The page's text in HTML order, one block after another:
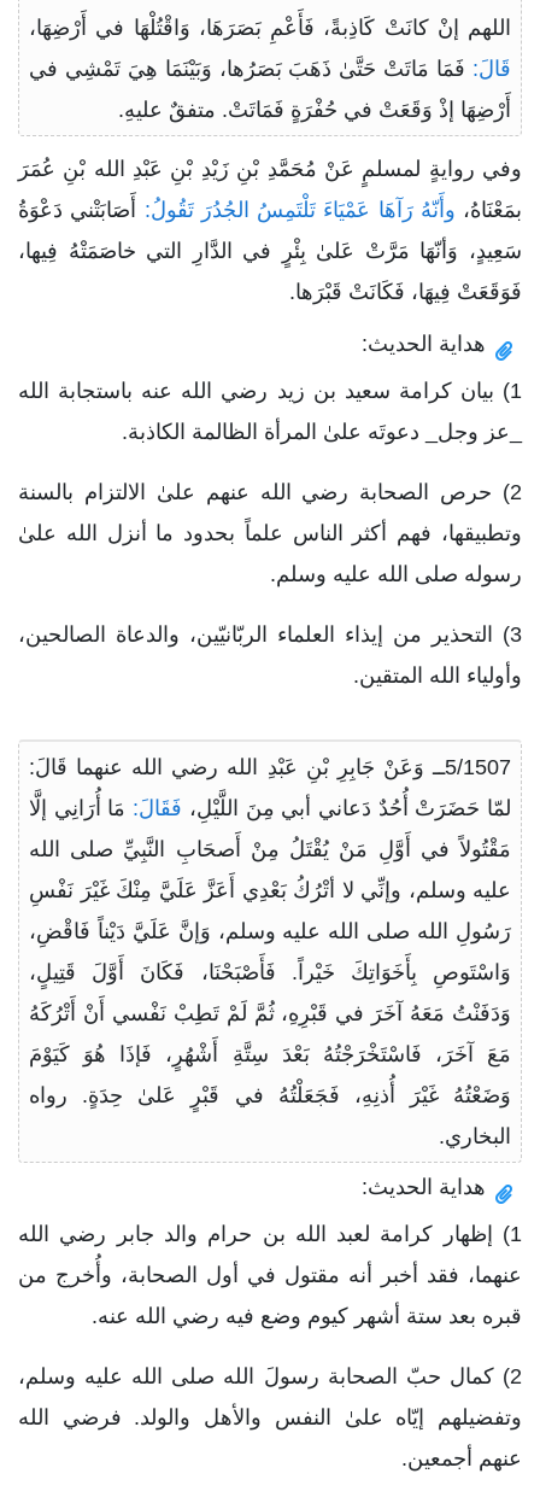
اللهم إنْ كانَتْ كَاذِبةً، فَأَعْمِ بَصَرَهَا، وَاقْتُلْهَا في أَرْضِهَا،
قَالَ: فَمَا مَاتَتْ حَتَّىٰ ذَهَبَ بَصَرُها، وَبَيْنَمَا هِيَ تَمْشِي في
أَرْضِهَا إذْ وَقَعَتْ في حُفْرَةٍ فَمَاتَتْ. متفقٌ عليهِ.
وفي روايةٍ لمسلمٍ عَنْ مُحَمَّدِ بْنِ زَيْدِ بْنِ عَبْدِ الله بْنِ عُمَرَ
بمَعْنَاهُ، وأَنّهُ رَآهَا عَمْيَاءَ تَلْتَمِسُ الجُدُرَ تَقُولُ: أَصَابَتْني دَعْوَةُ
سَعِيدٍ، وَأنّهَا مَرَّتْ عَلىٰ بِئْرٍ في الدَّارِ التي خاصَمَتْهُ فِيها،
فَوَقَعَتْ فِيهَا، فَكَانَتْ قَبْرَها.
هداية الحديث:
1) بيان كرامة سعيد بن زيد رضي الله عنه باستجابة الله
_عز وجل_ دعوتَه علىٰ المرأة الظالمة الكاذبة.
2) حرص الصحابة رضي الله عنهم علىٰ الالتزام بالسنة
وتطبيقها، فهم أكثر الناس علماً بحدود ما أنزل الله علىٰ
رسوله صلى الله عليه وسلم.
3) التحذير من إيذاء العلماء الربّانيّين، والدعاة الصالحين،
وأولياء الله المتقين.
5/1507ــ وَعَنْ جَابِرِ بْنِ عَبْدِ الله رضي الله عنهما قَالَ:
لمّا حَضَرَتْ أُحُدٌ دَعاني أبي مِنَ اللَّيْلِ، فَقَالَ: مَا أُرَانِي إلَّا
مَقْتُولاً في أَوَّلِ مَنْ يُقْتَلُ مِنْ أَصحَابِ النَّبِيِّ صلى الله
عليه وسلم، وإنِّي لا أتْرُكُ بَعْدِي أَعَزَّ عَلَيَّ مِنْكَ غَيْرَ نَفْسِ
رَسُولِ الله صلى الله عليه وسلم، وَإنَّ عَلَيَّ دَيْناً فَاقْضِ،
وَاسْتَوصِ بِأَخَوَاتِكَ خَيْراً. فَأَصْبَحْنَا، فَكَانَ أَوَّلَ قَتِيلٍ،
وَدَفَنْتُ مَعَهُ آخَرَ في قَبْرِهِ، ثُمَّ لَمْ تَطِبْ نَفْسي أَنْ أَتْرُكَهُ
مَعَ آخَرَ، فَاسْتَخْرَجْتُهُ بَعْدَ سِتَّةِ أَشْهُرٍ، فَإذَا هُوَ كَيَوْمَ
وَضَعْتُهُ غَيْرَ أُذنِهِ، فَجَعَلْتُهُ في قَبْرٍ عَلىٰ حِدَةٍ. رواه
البخاري.
هداية الحديث:
1) إظهار كرامة لعبد الله بن حرام والد جابر رضي الله
عنهما، فقد أخبر أنه مقتول في أول الصحابة، وأُخرج من
قبره بعد ستة أشهر كيوم وضع فيه رضي الله عنه.
2) كمال حبّ الصحابة رسولَ الله صلى الله عليه وسلم،
وتفضيلهم إيّاه علىٰ النفس والأهل والولد. فرضي الله
عنهم أجمعين.